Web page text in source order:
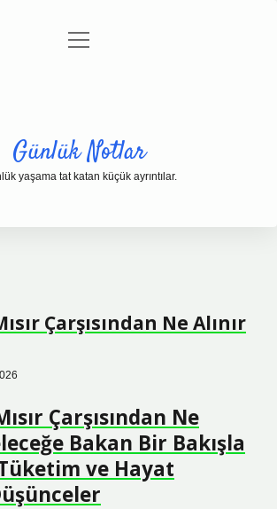
Gizlilik Politikası
menüyü
Günlük Notlar
yaşama tat katan küçük ayrıntılar.
Çarşısından Ne Alınır
Çarşısından Ne
Bakan Bir Bakışla
ve Hayat